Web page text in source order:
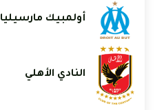
أولمبيك مارسيليا
النادي الأهلي